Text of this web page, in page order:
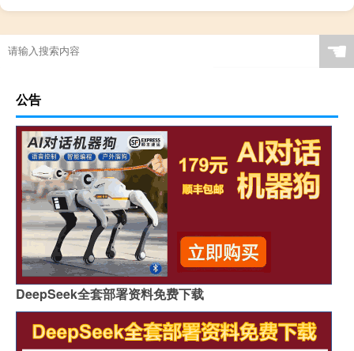
☚
公告
DeepSeek全套部署资料免费下载